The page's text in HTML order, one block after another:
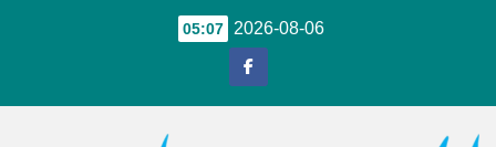
2026-08-06
05:07